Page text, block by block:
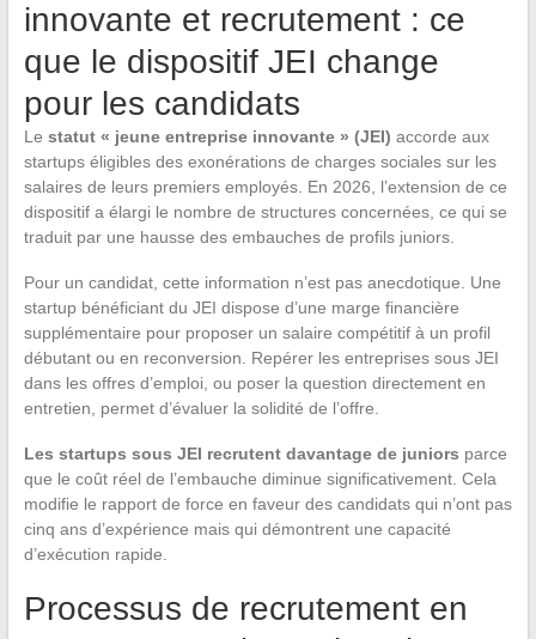
innovante et recrutement : ce
que le dispositif JEI change
pour les candidats
Le statut « jeune entreprise innovante » (JEI) accorde aux
startups éligibles des exonérations de charges sociales sur les
salaires de leurs premiers employés. En 2026, l’extension de ce
dispositif a élargi le nombre de structures concernées, ce qui se
traduit par une hausse des embauches de profils juniors.
Pour un candidat, cette information n’est pas anecdotique. Une
startup bénéficiant du JEI dispose d’une marge financière
supplémentaire pour proposer un salaire compétitif à un profil
débutant ou en reconversion. Repérer les entreprises sous JEI
dans les offres d’emploi, ou poser la question directement en
entretien, permet d’évaluer la solidité de l’offre.
Les startups sous JEI recrutent davantage de juniors parce
que le coût réel de l’embauche diminue significativement. Cela
modifie le rapport de force en faveur des candidats qui n’ont pas
cinq ans d’expérience mais qui démontrent une capacité
d’exécution rapide.
Processus de recrutement en